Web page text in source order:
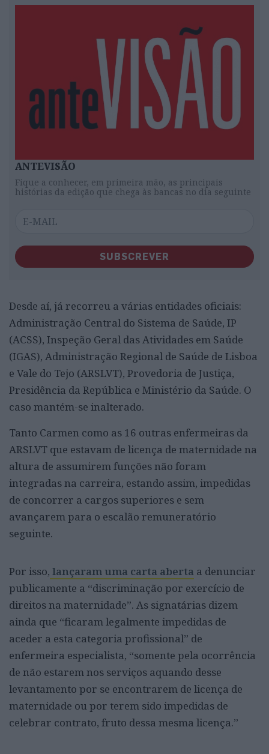
ANTEVISÃO
Fique a conhecer, em primeira mão, as principais
histórias da edição que chega às bancas no dia seguinte
SUBSCREVER
Desde aí, já recorreu a várias entidades oficiais:
Administração Central do Sistema de Saúde, IP
(ACSS), Inspeção Geral das Atividades em Saúde
(IGAS), Administração Regional de Saúde de Lisboa
e Vale do Tejo (ARSLVT), Provedoria de Justiça,
Presidência da República e Ministério da Saúde. O
caso mantém-se inalterado.
Tanto Carmen como as 16 outras enfermeiras da
ARSLVT que estavam de licença de maternidade na
altura de assumirem funções não foram
integradas na carreira, estando assim, impedidas
de concorrer a cargos superiores e sem
avançarem para o escalão remuneratório
seguinte.
Por isso, lançaram uma carta aberta a denunciar
publicamente a “discriminação por exercício de
direitos na maternidade”. As signatárias dizem
ainda que “ficaram legalmente impedidas de
aceder a esta categoria profissional” de
enfermeira especialista, “somente pela ocorrência
de não estarem nos serviços aquando desse
levantamento por se encontrarem de licença de
maternidade ou por terem sido impedidas de
celebrar contrato, fruto dessa mesma licença.”